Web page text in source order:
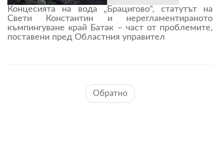
Концесията на вода „Брацигово“, статутът на
Свети Константин и нерегламентираното
къмпингуване край Батак – част от проблемите,
поставени пред Областния управител
Обратно